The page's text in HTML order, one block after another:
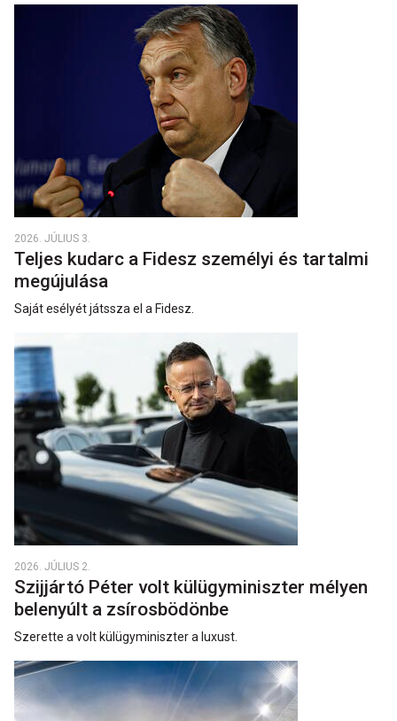
2026. JÚLIUS 3.
Teljes kudarc a Fidesz személyi és tartalmi
megújulása
Saját esélyét játssza el a Fidesz.
2026. JÚLIUS 2.
Szijjártó Péter volt külügyminiszter mélyen
belenyúlt a zsírosbödönbe
Szerette a volt külügyminiszter a luxust.